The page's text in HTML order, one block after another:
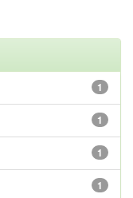
1
1
1
1